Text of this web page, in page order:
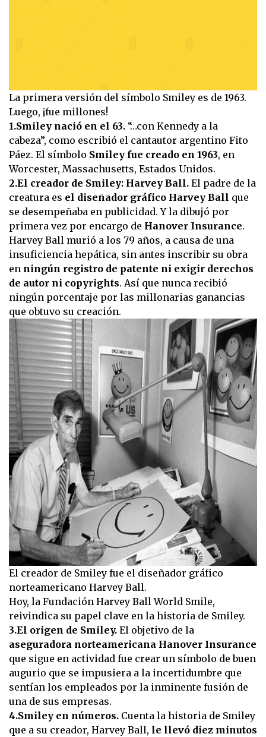
La primera versión del símbolo Smiley es de 1963.
Luego, ¡fue millones!
1.Smiley nació en el 63. “…con Kennedy a la
cabeza”, como escribió el cantautor argentino Fito
Páez. El símbolo Smiley fue creado en 1963, en
Worcester, Massachusetts, Estados Unidos.
2.El creador de Smiley: Harvey Ball. El padre de la
creatura es el diseñador gráfico Harvey Ball que
se desempeñaba en publicidad. Y la dibujó por
primera vez por encargo de Hanover Insurance.
Harvey Ball murió a los 79 años, a causa de una
insuficiencia hepática, sin antes inscribir su obra
en ningún registro de patente ni exigir derechos
de autor ni copyrights. Así que nunca recibió
ningún porcentaje por las millonarias ganancias
que obtuvo su creación.
El creador de Smiley fue el diseñador gráfico
norteamericano Harvey Ball.
Hoy, la Fundación Harvey Ball World Smile,
reivindica su papel clave en la historia de Smiley.
3.El origen de Smiley. El objetivo de la
aseguradora norteamericana Hanover Insurance
que sigue en actividad fue crear un símbolo de buen
augurio que se impusiera a la incertidumbre que
sentían los empleados por la inminente fusión de
una de sus empresas.
4.Smiley en números. Cuenta la historia de Smiley
que a su creador, Harvey Ball, le llevó diez minutos